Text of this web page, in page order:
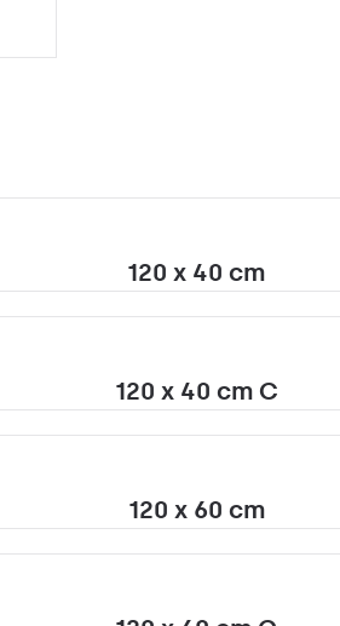
120 x 40 cm
120 x 40 cm C
120 x 60 cm